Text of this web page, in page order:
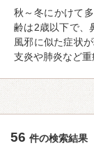
秋～冬にかけて
齢は2歳以下で、
風邪に似た症状
支炎や肺炎など重
56 件の検索結果